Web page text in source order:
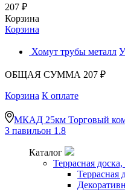
207 ₽
Корзина
Корзина
Хомут трубы металл
ОБЩАЯ СУММА 207 ₽
Корзина К оплате
МКАД 25км Торговый
З павильон 1.8
Каталог
Террасная
Террасная